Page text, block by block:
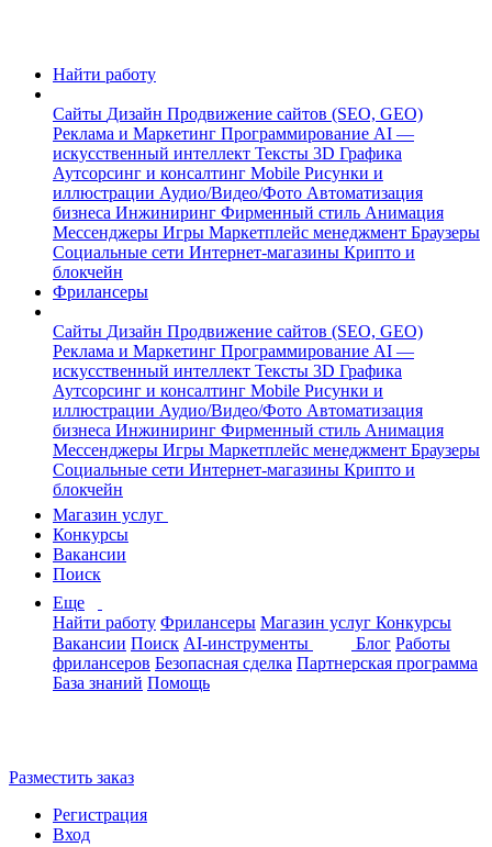
Найти работу
Сайты Дизайн Продвижение сайтов (SEO, GEO)
Реклама и Маркетинг Программирование AI —
искусственный интеллект Тексты 3D Графика
Аутсорсинг и консалтинг Mobile Рисунки и
иллюстрации Аудио/Видео/Фото Автоматизация
бизнеса Инжиниринг Фирменный стиль Анимация
Мессенджеры Игры Маркетплейс менеджмент Браузеры
Социальные сети Интернет-магазины Крипто и
блокчейн
Фрилансеры
Сайты Дизайн Продвижение сайтов (SEO, GEO)
Реклама и Маркетинг Программирование AI —
искусственный интеллект Тексты 3D Графика
Аутсорсинг и консалтинг Mobile Рисунки и
иллюстрации Аудио/Видео/Фото Автоматизация
бизнеса Инжиниринг Фирменный стиль Анимация
Мессенджеры Игры Маркетплейс менеджмент Браузеры
Социальные сети Интернет-магазины Крипто и
блокчейн
Магазин услуг
Конкурсы
Вакансии
Поиск
Еще
Найти работу Фрилансеры Магазин услуг Конкурсы
Вакансии Поиск AI-инструменты Блог Работы
фрилансеров Безопасная сделка Партнерская программа
База знаний Помощь
Разместить заказ
Регистрация
Вход